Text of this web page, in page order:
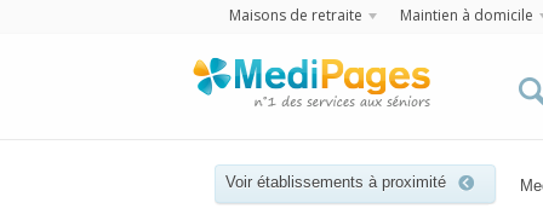
Maisons de retraite Maintien à domicile
Voir établissements à proximité